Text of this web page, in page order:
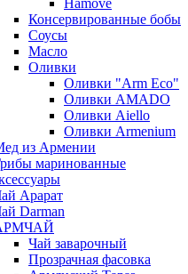
Hamove
Консервированные бобы
Соусы
Масло
Оливки
Оливки "Arm Eco"
Оливки AMADO
Оливки Aiello
Оливки Armenium
из Армении
маринованные
Арарат
Darman
Чай заварочный
Прозрачная фасовка